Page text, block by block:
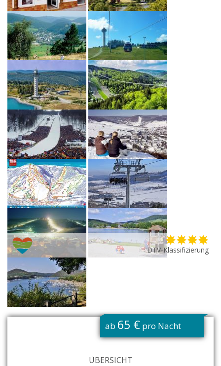
DTV-Klassifizierung
ab 65 € pro Nacht
ÜBERSICHT